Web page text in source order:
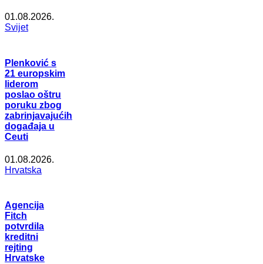
01.08.2026.
Svijet
Plenković s
21 europskim
liderom
poslao oštru
poruku zbog
zabrinjavajućih
događaja u
Ceuti
01.08.2026.
Hrvatska
Agencija
Fitch
potvrdila
kreditni
rejting
Hrvatske